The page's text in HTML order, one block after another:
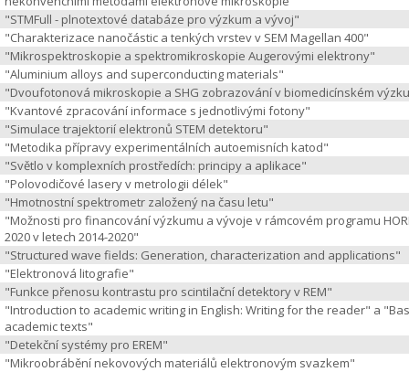
"STMFull - plnotextové databáze pro výzkum a vývoj"
"Charakterizace nanočástic a tenkých vrstev v SEM Magellan 400"
"Mikrospektroskopie a spektromikroskopie Augerovými elektrony"
"Aluminium alloys and superconducting materials"
"Dvoufotonová mikroskopie a SHG zobrazování v biomedicínském
"Kvantové zpracování informace s jednotlivými fotony"
"Simulace trajektorií elektronů STEM detektoru"
"Metodika přípravy experimentálních autoemisních katod"
"Světlo v komplexních prostředích: principy a aplikace"
"Polovodičové lasery v metrologii délek"
"Hmotnostní spektrometr založený na času letu"
"Možnosti pro financování výzkumu a vývoje v rámcovém programu
2020 v letech 2014-2020"
"Structured wave fields: Generation, characterization and applications"
"Elektronová litografie"
"Funkce přenosu kontrastu pro scintilační detektory v REM"
"Introduction to academic writing in English: Writing for the reader" a
academic texts"
"Detekční systémy pro EREM"
"Mikroobrábění nekovových materiálů elektronovým svazkem"